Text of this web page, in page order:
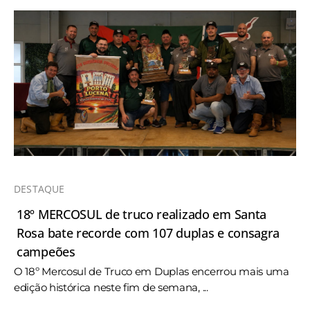
DESTAQUE
18º MERCOSUL de truco realizado em Santa
Rosa bate recorde com 107 duplas e consagra
campeões
O 18º Mercosul de Truco em Duplas encerrou mais uma
edição histórica neste fim de semana, ...